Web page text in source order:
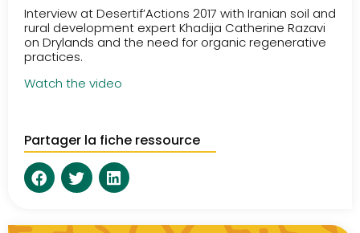
Interview at Desertif’Actions 2017 with Iranian soil and
rural development expert Khadija Catherine Razavi
on Drylands and the need for organic regenerative
practices.
Watch the video
Partager la fiche ressource